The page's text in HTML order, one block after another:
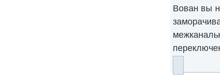
Вован вы